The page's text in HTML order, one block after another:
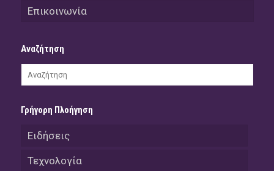
Επικοινωνία
Αναζήτηση
Γρήγορη Πλοήγηση
Ειδήσεις
Τεχνολογία